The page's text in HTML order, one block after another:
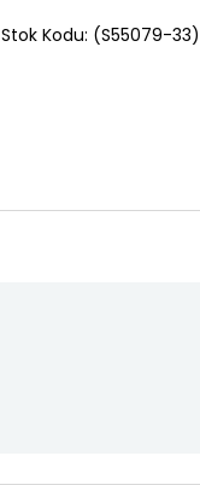
(S55079-33)